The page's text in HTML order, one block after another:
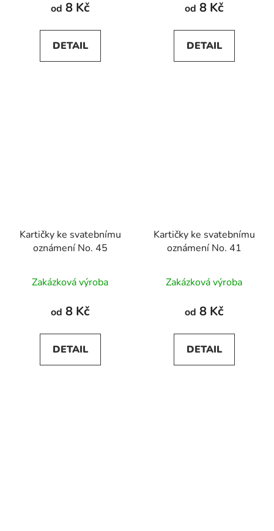
od 8 Kč
DETAIL
od 8 Kč
DETAIL
Kartičky ke svatebnímu
oznámení No. 45
Zakázková výroba
od 8 Kč
DETAIL
Kartičky ke svatebnímu
oznámení No. 41
Zakázková výroba
od 8 Kč
DETAIL